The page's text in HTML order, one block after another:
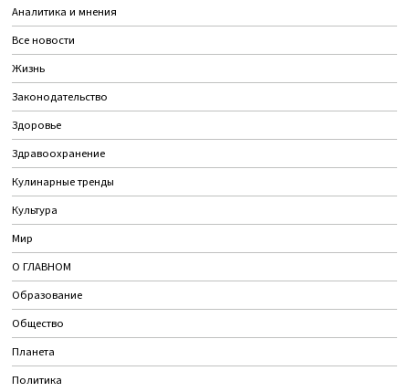
Аналитика и мнения
Все новости
Жизнь
Законодательство
Здоровье
Здравоохранение
Кулинарные тренды
Культура
Мир
О ГЛАВНОМ
Образование
Общество
Планета
Политика